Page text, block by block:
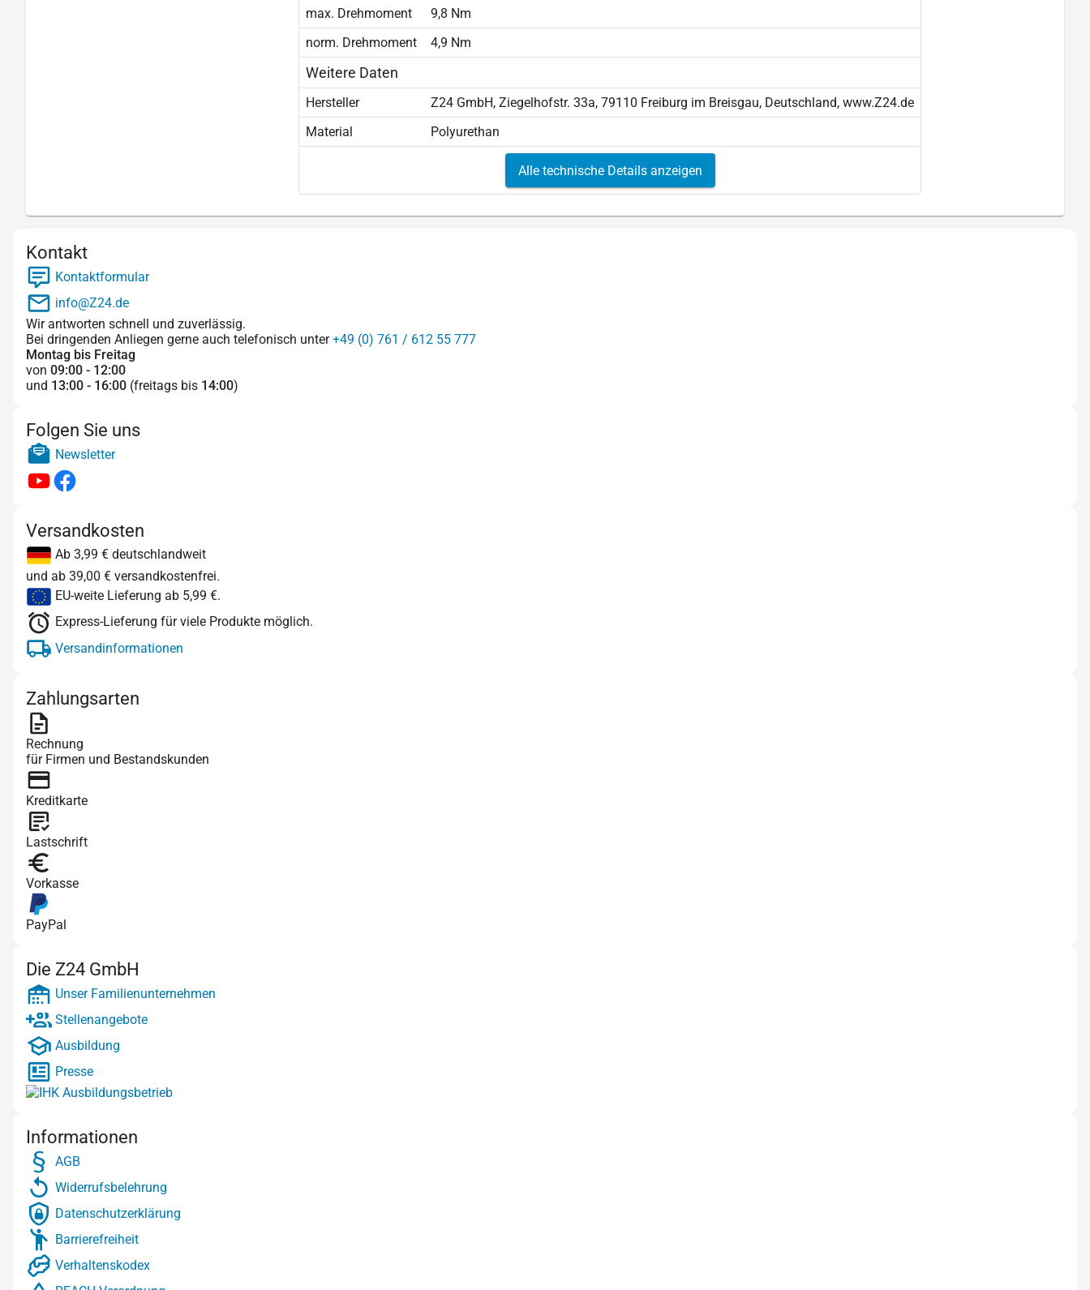
max. Drehmoment
9,8 Nm
norm. Drehmoment
4,9 Nm
Weitere Daten
Hersteller
Z24 GmbH, Ziegelhofstr. 33a, 79110 Freiburg im Breisgau, Deutschland, www.Z24.de
Material
Polyurethan
Alle technische Details anzeigen
Kontakt
Kontaktformular
info@Z24.de
Wir antworten schnell und zuverlässig.
Bei dringenden Anliegen gerne auch telefonisch unter+49 (0) 761 / 612 55 777
Montag bis Freitag
von 09:00 - 12:00
und 13:00 - 16:00 (freitags bis 14:00)
Folgen Sie uns
Newsletter
Versandkosten
Ab 3,99 € deutschlandweit
und ab 39,00 € versandkostenfrei.
EU-weite Lieferung ab 5,99 €.
Express-Lieferung für viele Produkte möglich.
Versandinformationen
Zahlungsarten
Rechnung
für Firmen und Bestandskunden
Kreditkarte
Lastschrift
Vorkasse
PayPal
Die Z24 GmbH
Unser Familienunternehmen
Stellenangebote
Ausbildung
Presse
Informationen
AGB
Widerrufsbelehrung
Datenschutzerklärung
Barrierefreiheit
Verhaltenskodex